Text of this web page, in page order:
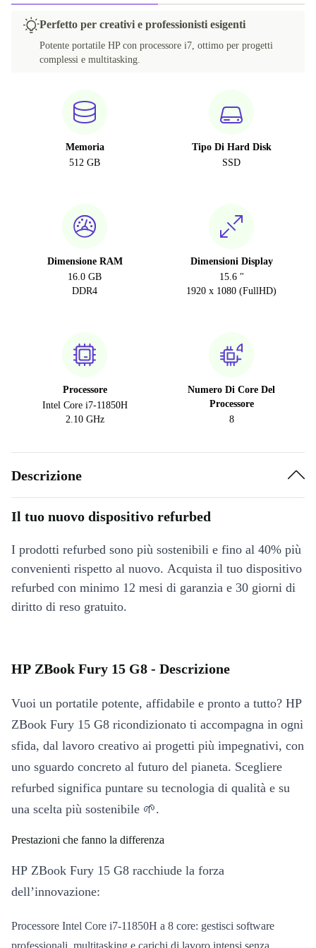
Perfetto per creativi e professionisti esigenti
Potente portatile HP con processore i7, ottimo per progetti
complessi e multitasking.
Memoria
512 GB
Tipo Di Hard Disk
SSD
Dimensione RAM
16.0 GB
DDR4
Dimensioni Display
15.6 "
1920 x 1080 (FullHD)
Processore
Intel Core i7-11850H
2.10 GHz
Numero Di Core Del
Processore
8
Descrizione
Il tuo nuovo dispositivo refurbed
I prodotti refurbed sono più sostenibili e fino al 40% più
convenienti rispetto al nuovo. Acquista il tuo dispositivo
refurbed con minimo 12 mesi di garanzia e 30 giorni di
diritto di reso gratuito.
HP ZBook Fury 15 G8 - Descrizione
Vuoi un portatile potente, affidabile e pronto a tutto? HP
ZBook Fury 15 G8 ricondizionato ti accompagna in ogni
sfida, dal lavoro creativo ai progetti più impegnativi, con
uno sguardo concreto al futuro del pianeta. Scegliere
refurbed significa puntare su tecnologia di qualità e su
una scelta più sostenibile 🌱.
Prestazioni che fanno la differenza
HP ZBook Fury 15 G8 racchiude la forza
dell’innovazione:
Processore Intel Core i7-11850H a 8 core: gestisci software